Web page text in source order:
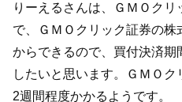
りーえるさんは、ＧＭＯク
で、ＧＭＯクリック証券の株
からできるので、買付決済
したいと思います。ＧＭＯ
2週間程度かかるようです。